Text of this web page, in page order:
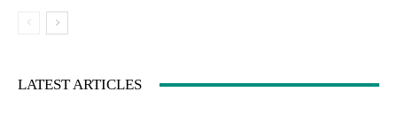
LATEST ARTICLES